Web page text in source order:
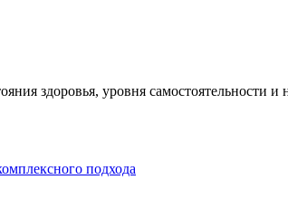
здоровья, уровня самостоятельности
подхода